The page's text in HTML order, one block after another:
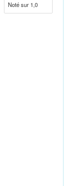
Noté sur 1,0